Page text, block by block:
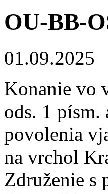
OU-BB-
01.09.2025
Konanie vo
ods. 1 písm.
povolenia
na vrchol
Združenie s